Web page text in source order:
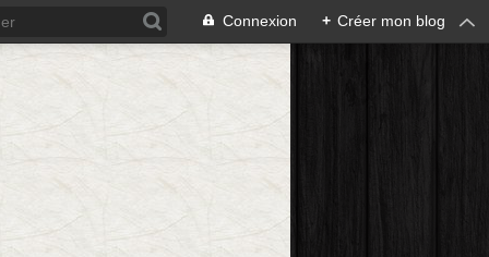
Connexion + Créer mon blog